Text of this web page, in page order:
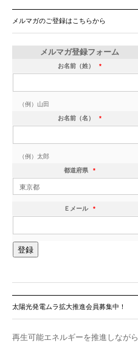
メルマガのご登録はこちらから
メルマガ登録フォーム
お名前（姓） *
（例）山田
お名前（名） *
（例）太郎
都道府県 *
Ｅメール *
太陽光発電ムラ拡大推進会員募集中！
再生可能エネルギーを推進しながら